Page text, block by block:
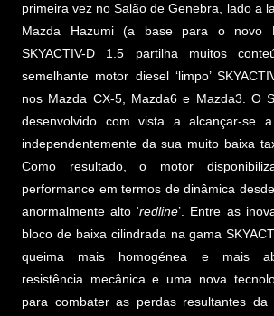
primeira vez no Salão de Genebra, lado a
Mazda Hazumi (a base para o novo
SKYACTIV-D 1.5 partilha muitos
semelhante motor diesel ‘limpo’
nos Mazda CX-5, Mazda6 e Mazda3. O
desenvolvido com vista a alcançar-se
independentemente da sua muito baixa
Como resultado, o motor
performance em termos de dinâmica
anormalmente alto ‘redline’. Entre as
bloco de baixa cilindrada na gama
queima mais homogénea e mais
resistência mecânica e uma nova
para combater as perdas resultantes da